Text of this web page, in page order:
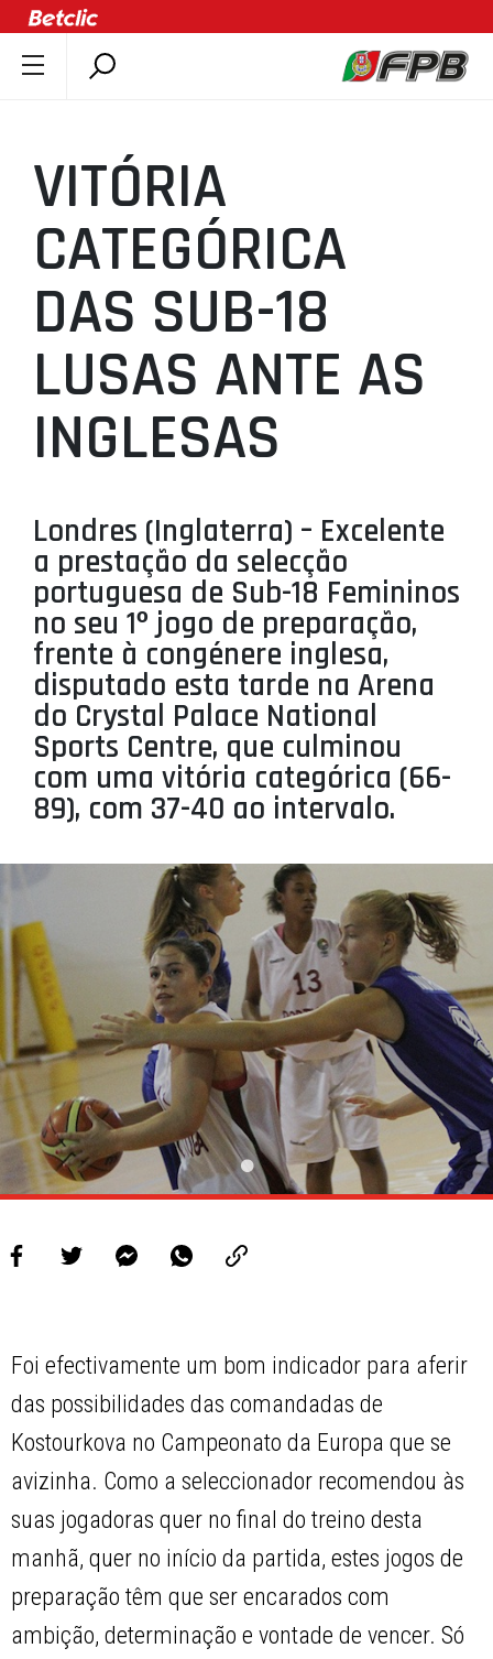
DOCUMENTOS
ÚLTIMAS
COMPETIÇÕES
ASSOCIAÇÕES
CLUBES
AGENTES
AGENDA
SELEÇÕES
MINIBASQUETE
PROJETOS
LIGA BETCLIC MASCULINA
LIGA BETCLIC FEMININA
VITÓRIA
CATEGÓRICA
DAS SUB-18
LUSAS ANTE AS
INGLESAS
Londres (Inglaterra) – Excelente
a prestação da selecção
portuguesa de Sub-18 Femininos
no seu 1º jogo de preparação,
frente à congénere inglesa,
disputado esta tarde na Arena
do Crystal Palace National
Sports Centre, que culminou
com uma vitória categórica (66-
89), com 37-40 ao intervalo.
Foi efectivamente um bom indicador para aferir
das possibilidades das comandadas de
Kostourkova no Campeonato da Europa que se
avizinha. Como a seleccionador recomendou às
suas jogadoras quer no final do treino desta
manhã, quer no início da partida, estes jogos de
preparação têm que ser encarados com
ambição, determinação e vontade de vencer. Só